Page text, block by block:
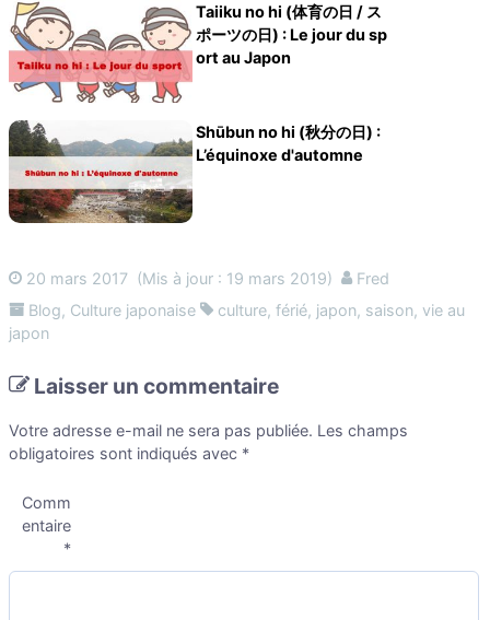
Taiiku no hi (体育の日 / ス
ポーツの日) : Le jour du sp
ort au Japon
Shūbun no hi (秋分の日) :
L’équinoxe d'automne
20 mars 2017 (Mis à jour : 19 mars 2019)
Fred
Blog, Culture japonaise culture, férié, japon, saison, vie au
japon
Laisser un commentaire
Votre adresse e-mail ne sera pas publiée. Les champs
obligatoires sont indiqués avec *
Comm
entaire
*